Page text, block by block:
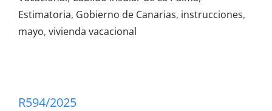
Estimatoria, Gobierno de Canarias, instrucciones,
mayo, vivienda vacacional
R594/2025